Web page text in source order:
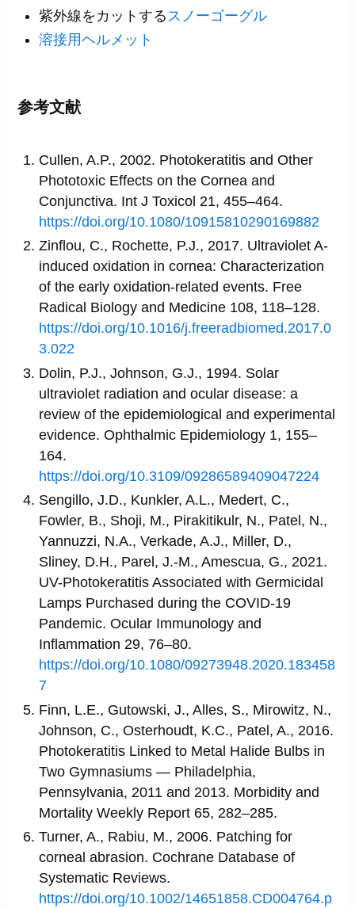
紫外線をカットする スノーゴーグル
溶接用ヘルメット
参考文献
Cullen, A.P., 2002. Photokeratitis and Other
Phototoxic Effects on the Cornea and
Conjunctiva. Int J Toxicol 21, 455–464.
https://doi.org/10.1080/10915810290169882
Zinflou, C., Rochette, P.J., 2017. Ultraviolet A-
induced oxidation in cornea: Characterization
of the early oxidation-related events. Free
Radical Biology and Medicine 108, 118–128.
https://doi.org/10.1016/j.freeradbiomed.2017.0
3.022
Dolin, P.J., Johnson, G.J., 1994. Solar
ultraviolet radiation and ocular disease: a
review of the epidemiological and experimental
evidence. Ophthalmic Epidemiology 1, 155–
164.
https://doi.org/10.3109/09286589409047224
Sengillo, J.D., Kunkler, A.L., Medert, C.,
Fowler, B., Shoji, M., Pirakitikulr, N., Patel, N.,
Yannuzzi, N.A., Verkade, A.J., Miller, D.,
Sliney, D.H., Parel, J.-M., Amescua, G., 2021.
UV-Photokeratitis Associated with Germicidal
Lamps Purchased during the COVID-19
Pandemic. Ocular Immunology and
Inflammation 29, 76–80.
https://doi.org/10.1080/09273948.2020.183458
7
Finn, L.E., Gutowski, J., Alles, S., Mirowitz, N.,
Johnson, C., Osterhoudt, K.C., Patel, A., 2016.
Photokeratitis Linked to Metal Halide Bulbs in
Two Gymnasiums — Philadelphia,
Pennsylvania, 2011 and 2013. Morbidity and
Mortality Weekly Report 65, 282–285.
Turner, A., Rabiu, M., 2006. Patching for
corneal abrasion. Cochrane Database of
Systematic Reviews.
https://doi.org/10.1002/14651858.CD004764.p